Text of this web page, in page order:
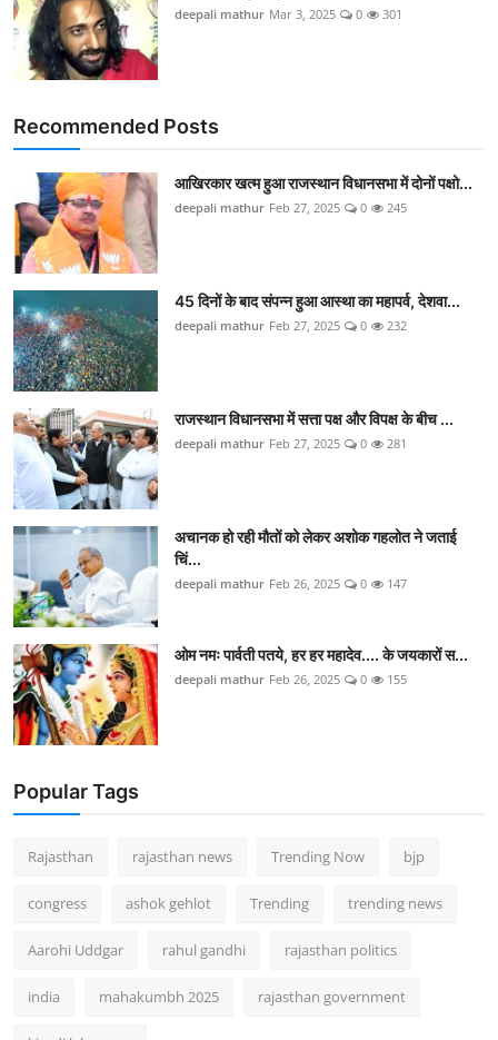
deepali mathur Mar 3, 2025 0 301
Recommended Posts
आखिरकार खत्म हुआ राजस्थान विधानसभा में दोनों पक्षो...
deepali mathur Feb 27, 2025 0 245
45 दिनों के बाद संपन्न हुआ आस्था का महापर्व, देशवा...
deepali mathur Feb 27, 2025 0 232
राजस्थान विधानसभा में सत्ता पक्ष और विपक्ष के बीच ...
deepali mathur Feb 27, 2025 0 281
अचानक हो रही मौतों को लेकर अशोक गहलोत ने जताई
च‍िं...
deepali mathur Feb 26, 2025 0 147
ओम नमः पार्वती पतये, हर हर महादेव.... के जयकारों स...
deepali mathur Feb 26, 2025 0 155
Popular Tags
Rajasthan rajasthan news Trending Now bjp
congress ashok gehlot Trending trending news
Aarohi Uddgar rahul gandhi rajasthan politics
india mahakumbh 2025 rajasthan government